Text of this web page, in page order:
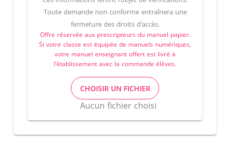
Toute demande non conforme entraînera une
fermeture des droits d’accès.
Offre réservée aux prescripteurs du manuel papier.
Si votre classe est équipée de manuels numériques,
votre manuel enseignant offert est livré à
l’établissement avec la commande élèves.
CHOISIR UN FICHIER
Aucun fichier choisi